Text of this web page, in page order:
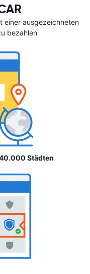
einer ausgezeichneten
bezahlen
Städten